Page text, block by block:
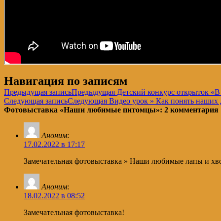
Навигация по записям
Предыдущая записьПредыдущая Детский конкурс открыток
Следующая записьСледующая Видео урок » Как понять наших
Фотовыставка «Наши любимые питомцы»: 2 комментария
Аноним:
17.02.2022 в 17:17
Замечательная фотовыставка » Наши любимые лапы и
Аноним:
18.02.2022 в 08:52
Замечательная фотовыставка!